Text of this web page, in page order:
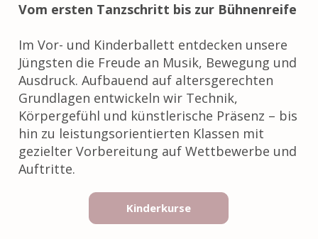
Vom ersten Tanzschritt bis zur Bühnenreife
Im Vor- und Kinderballett entdecken unsere
Jüngsten die Freude an Musik, Bewegung und
Ausdruck. Aufbauend auf altersgerechten
Grundlagen entwickeln wir Technik,
Körpergefühl und künstlerische Präsenz – bis
hin zu leistungsorientierten Klassen mit
gezielter Vorbereitung auf Wettbewerbe und
Auftritte.
Kinderkurse